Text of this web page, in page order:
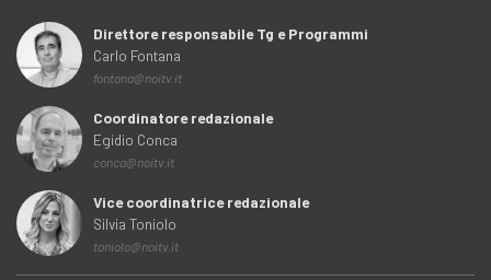
Direttore responsabile Tg e Programmi
Carlo Fontana
fontana@noitv.it
Coordinatore redazionale
Egidio Conca
conca@noitv.it
Vice coordinatrice redazionale
Silvia Toniolo
toniolo@noitv.it